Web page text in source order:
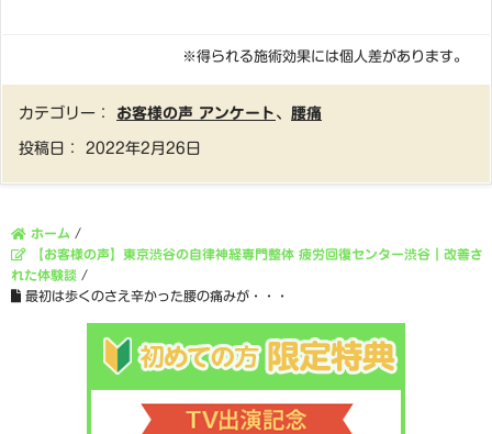
※得られる施術効果には個人差があります。
カテゴリー： お客様の声 アンケート 、 腰痛
投稿日： 2022年2月26日
ホーム /
【お客様の声】東京渋谷の自律神経専門整体 疲労回復センター渋谷｜改善さ
れた体験談 /
最初は歩くのさえ辛かった腰の痛みが・・・